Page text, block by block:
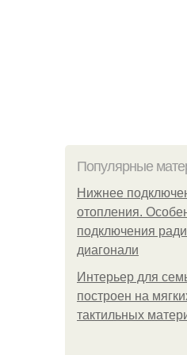
Популярные
Нижнее
отопления.
подключения
диагонали
Интерьер для
построен на
тактильных